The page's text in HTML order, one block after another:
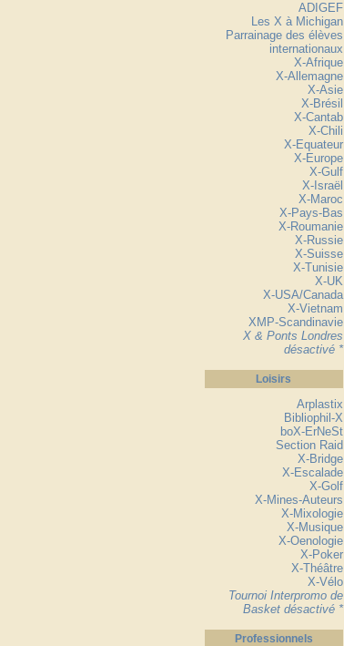
ADIGEF
Les X à Michigan
Parrainage des élèves
internationaux
X-Afrique
X-Allemagne
X-Asie
X-Brésil
X-Cantab
X-Chili
X-Equateur
X-Europe
X-Gulf
X-Israël
X-Maroc
X-Pays-Bas
X-Roumanie
X-Russie
X-Suisse
X-Tunisie
X-UK
X-USA/Canada
X-Vietnam
XMP-Scandinavie
X & Ponts Londres
désactivé *
Loisirs
Arplastix
Bibliophil-X
boX-ErNeSt
Section Raid
X-Bridge
X-Escalade
X-Golf
X-Mines-Auteurs
X-Mixologie
X-Musique
X-Oenologie
X-Poker
X-Théâtre
X-Vélo
Tournoi Interpromo de
Basket désactivé *
Professionnels